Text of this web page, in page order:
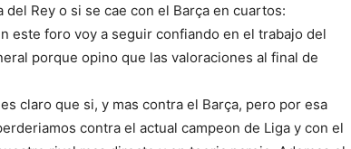
del Rey o si se cae con el Barça en cuartos:
este foro voy a seguir confiando en el trabajo del
porque opino que las valoraciones al final de
claro que si, y mas contra el Barça, pero por esa
contra el actual campeon de Liga y con el